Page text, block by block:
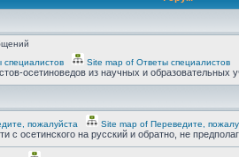
специалистов Site map of Ответы специалистов
осетиноведов из научных и
пожалуйста Site map of Переведите,
с осетинского на русский и обратно, не